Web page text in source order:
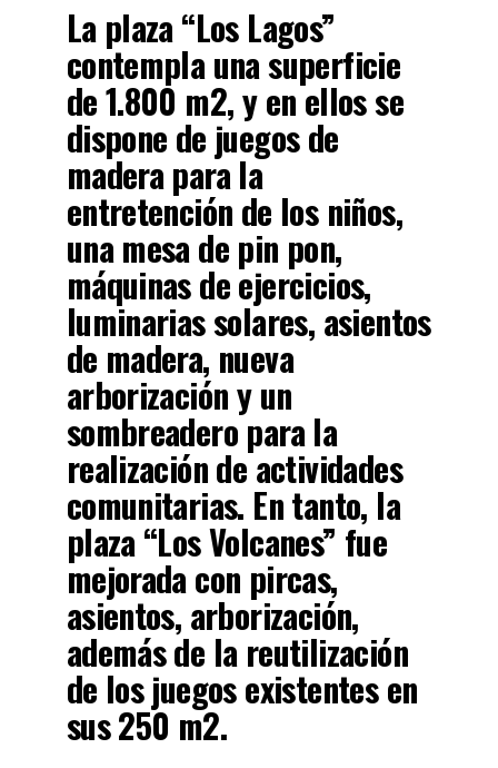
La plaza “Los Lagos”
contempla una superficie
de 1.800 m2, y en ellos se
dispone de juegos de
madera para la
entretención de los niños,
una mesa de pin pon,
máquinas de ejercicios,
luminarias solares, asientos
de madera, nueva
arborización y un
sombreadero para la
realización de actividades
comunitarias. En tanto, la
plaza “Los Volcanes” fue
mejorada con pircas,
asientos, arborización,
además de la reutilización
de los juegos existentes en
sus 250 m2.